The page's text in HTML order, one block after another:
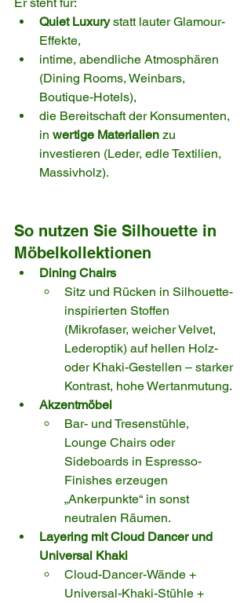
Quiet Luxury statt lauter Glamour-
Effekte,
intime, abendliche Atmosphären
(Dining Rooms, Weinbars,
Boutique-Hotels),
die Bereitschaft der Konsumenten,
in wertige Materialien zu
investieren (Leder, edle Textilien,
Massivholz).
So nutzen Sie Silhouette in
Möbelkollektionen
Dining Chairs
Sitz und Rücken in Silhouette-
inspirierten Stoffen
(Mikrofaser, weicher Velvet,
Lederoptik) auf hellen Holz-
oder Khaki-Gestellen – starker
Kontrast, hohe Wertanmutung.
Akzentmöbel
Bar- und Tresenstühle,
Lounge Chairs oder
Sideboards in Espresso-
Finishes erzeugen
„Ankerpunkte“ in sonst
neutralen Räumen.
Layering mit Cloud Dancer und
Universal Khaki
Cloud-Dancer-Wände +
Universal-Khaki-Stühle +